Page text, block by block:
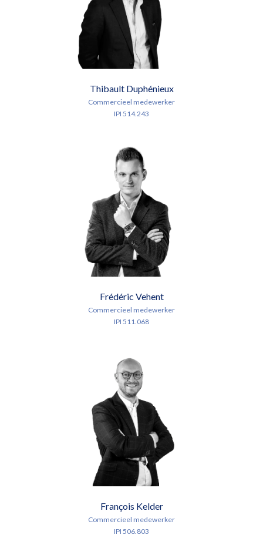
Thibault Duphénieux
Commercieel medewerker
IPI 514.243
Frédéric Vehent
Commercieel medewerker
IPI 511.068
François Kelder
Commercieel medewerker
IPI 506.803